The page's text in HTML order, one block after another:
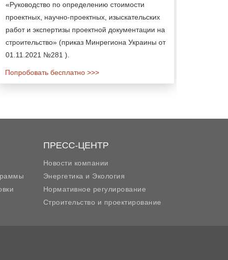
«Руководство по определению стоимости
проектных, научно-проектных, изыскательских
работ и экспертизы проектной документации на
строительство» (приказ Минрегиона Украины от
01.11.2021 №281 ).
Попробовать бесплатно >>>
ПРЕСС-ЦЕНТР
Новости компании
Энергетика и Экология
Нормативное регулирование
Строительство и проектирование